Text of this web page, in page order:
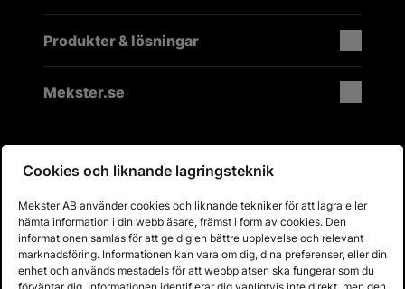
Produkter & lösningar
Mekster.se
Prisgaranti på reservdelar
60 dagars öppet köp
Fria returer
Cookies och liknande lagringsteknik
Mekster AB använder cookies och liknande tekniker för att lagra eller
hämta information i din webbläsare, främst i form av cookies. Den
informationen samlas för att ge dig en bättre upplevelse och relevant
marknadsföring. Informationen kan vara om dig, dina preferenser, eller din
enhet och används mestadels för att webbplatsen ska fungerar som du